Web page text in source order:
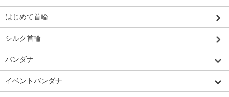
はじめて首輪
シルク首輪
バンダナ
イベントバンダナ